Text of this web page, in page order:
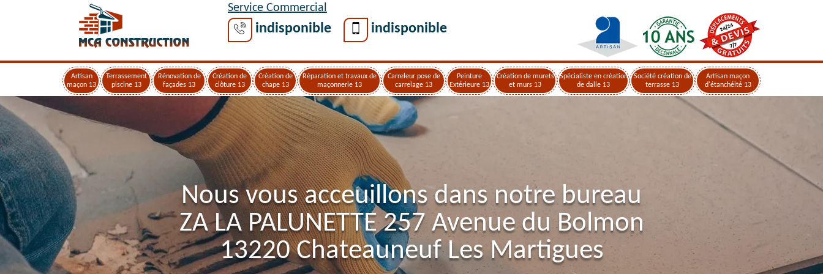
Service Commercial
indisponible indisponible
Artisan
maçon 13
Terrassement
piscine 13
Rénovation de
façades 13
Création de
clôture 13
Création de
chape 13
Réparation et travaux de
maçonnerie 13
Carreleur pose de
carrelage 13
Peinture
Extérieure 13
Création de murets
et murs 13
Spécialiste en création
de dalle 13
Société création de
terrasse 13
Artisan maçon
d'étanchéité 13
Nous vous acceuillons dans notre bureau
ZA LA PALUNETTE 257 Avenue du Bolmon
13220 Chateauneuf Les Martigues